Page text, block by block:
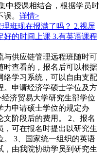
中授课相结合，根据学员时
。 详情>
班现在报满了吗？ 2.视屏
的时间上课 3.有英语课程
与供应链管理远程班随时可
时查看的，报名后可以根据
络学习系统，可以自由支配
。申请经济学硕士学位及方
济贸易大学研究生部学位
力申请硕士学位的规定办
阶段后的费用。 2、报名
，可在报名时提出以研究生
。 3、国家统一组织的英语
，由我院协助学员到研究生